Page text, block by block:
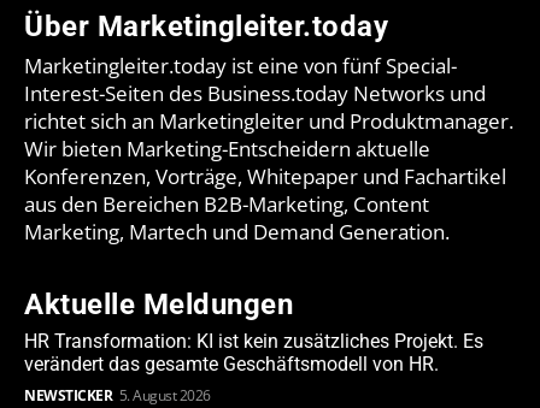
Über Marketingleiter.today
Marketingleiter.today ist eine von fünf Special-
Interest-Seiten des Business.today Networks und
richtet sich an Marketingleiter und Produktmanager.
Wir bieten Marketing-Entscheidern aktuelle
Konferenzen, Vorträge, Whitepaper und Fachartikel
aus den Bereichen B2B-Marketing, Content
Marketing, Martech und Demand Generation.
Aktuelle Meldungen
HR Transformation: KI ist kein zusätzliches Projekt. Es
verändert das gesamte Geschäftsmodell von HR.
NEWSTICKER 5. August 2026